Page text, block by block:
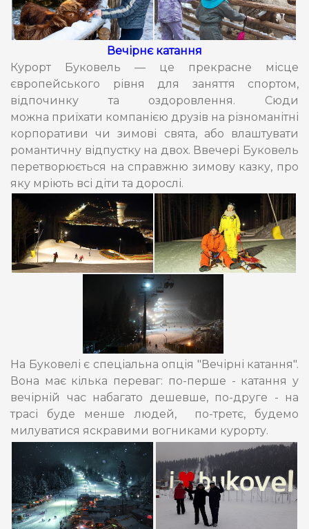
Вечірнє катання
Курорт Буковель — це прекрасне місце
європейського рівня для заняття спортом,
відпочинку та оздоровлення. Сюди
можна приїхати компанією друзів на різноманітні
корпоративи чи зимові свята, або влаштувати
романтичну відпустку на двох. Ввечері Буковель
перетворюється на справжню зимову казку, про
яку мріють всі діти та дорослі.
На Буковелі є спеціальна опція "Вечірні катання".
Вона має кілька переваг: по-перше - катання у
вечірній час набагато дешевше, по-друге - на
трасі буде менше людей, по-третє, будемо
милуватися яскравими вогниками курорту.